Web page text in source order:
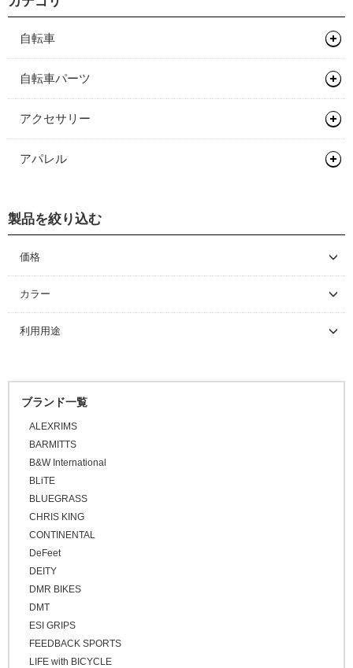
自転車
マウンテンバイク
フレーム
完成車
キッズバイク
キッズバイク
ロードバイク
フレーム
完成車
シクロクロスバイク
フレーム
自転車パーツ
サドル/シートポスト
ステム
関連パーツ
フラットペダル
タイヤ/チューブ/シーラント
ロードタイヤ（チューブラー）
MTBタイヤ（チューブレス/レディ）
グラベルバイク/CXタイヤ（チューブレス/レディ）
アーバンタイヤ
シーラント
リム
リムセメント
バルブ/チューブレスバルブ
スルーアクスル
ハブ
フロントハブ
関連パーツ
ボトムブラケット
関連パーツ
リジットフォーク
サスペンションフォーク
グリップ/バーテープ
グリップ
バーテープ
スプロケット/コグ/ディレイラー
シングルコグ
クランク/フロントチェーンホイール
ディスクロ―ター
アクセサリー
バッグ類
バイクパッキング/アクセサリー
パニアバッグ
その他バッグ
輪行袋
ハードケース
ボトル/ケージ/アダプター類
フェンダー
キャリア
ワークスタンド/ディスプレイスタンド
ワークスタンド
スタンド
サイクルトレーナー
グリース/ルブ
プロテクター
ライト
アパレル
ロードバイク
マウンテンバイク/BMX
グラベルバイク/シクロクロス
セーフティライト
シューズ
ロードバイク
マウンテンバイク/BMX
サイクルウェア
レインウェア
プロテクター
グローブ/ソックス
二―/レッグカバー
ハンドルカバー
ビーニー
製品を絞り込む
価格
～ \5,000
\5,001 ～ 10,000
\10,001 ～ 20,000
\30,001 ～ 50,000
\50,001 ～
カラー
ブラック
オレンジ
レッド
パープル
グリーン
イエロー
ゴールド
シルバー
その他
ベージュ
利用用途
マウンテンバイク
BMX
FAT BIKE
グラベルバイク
小径/折りたたみ自転車
タイムトライアル / トライアスロン
キッズバイク
シクロクロスバイク
ブランド一覧
ALEXRIMS
BARMITTS
B&W International
BLiTE
BLUEGRASS
CHRIS KING
CONTINENTAL
DeFeet
DEITY
DMR BIKES
DMT
ESI GRIPS
FEEDBACK SPORTS
LIFE with BICYCLE